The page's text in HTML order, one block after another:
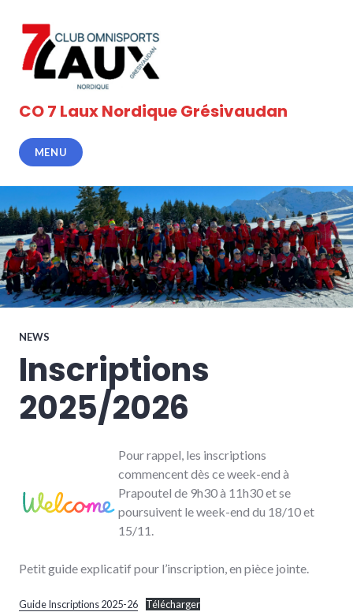
contenu
principal
CO 7 Laux Nordique Grésivaudan
MENU
NEWS
Inscriptions
2025/2026
Pour rappel, les inscriptions
commencent dès ce week-end à
Prapoutel de 9h30 à 11h30 et se
poursuivent le week-end du 18/10 et
15/11.
Petit guide explicatif pour l’inscription, en pièce jointe.
Guide Inscriptions 2025-26 Télécharger